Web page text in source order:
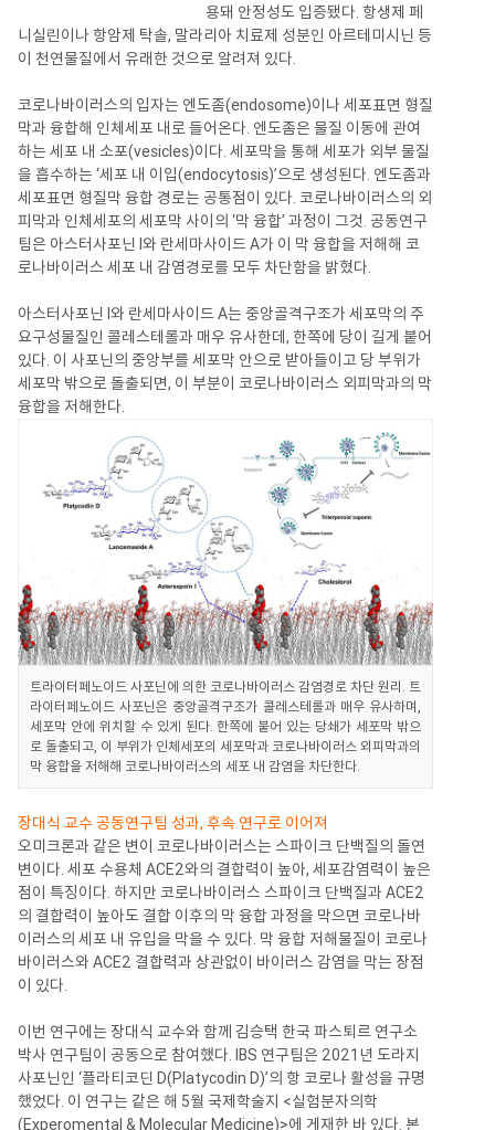
용돼 안정성도 입증됐다. 항생제 페
니실린이나 항암제 탁솔, 말라리아 치료제 성분인 아르테미시닌 등
이 천연물질에서 유래한 것으로 알려져 있다.
코로나바이러스의 입자는 엔도좀(endosome)이나 세포표면 형질
막과 융합해 인체세포 내로 들어온다. 엔도좀은 물질 이동에 관여
하는 세포 내 소포(vesicles)이다. 세포막을 통해 세포가 외부 물질
을 흡수하는 ‘세포 내 이입(endocytosis)’으로 생성된다. 엔도좀과
세포표면 형질막 융합 경로는 공통점이 있다. 코로나바이러스의 외
피막과 인체세포의 세포막 사이의 ‘막 융합’ 과정이 그것. 공동연구
팀은 아스터사포닌 I와 란세마사이드 A가 이 막 융합을 저해해 코
로나바이러스 세포 내 감염경로를 모두 차단함을 밝혔다.
아스터사포닌 I와 란세마사이드 A는 중앙골격구조가 세포막의 주
요구성물질인 콜레스테롤과 매우 유사한데, 한쪽에 당이 길게 붙어
있다. 이 사포닌의 중앙부를 세포막 안으로 받아들이고 당 부위가
세포막 밖으로 돌출되면, 이 부분이 코로나바이러스 외피막과의 막
융합을 저해한다.
트라이터페노이드 사포닌에 의한 코로나바이러스 감염경로 차단 원리. 트
라이터페노이드 사포닌은 중앙골격구조가 콜레스테롤과 매우 유사하며,
세포막 안에 위치할 수 있게 된다. 한쪽에 붙어 있는 당쇄가 세포막 밖으
로 돌출되고, 이 부위가 인체세포의 세포막과 코로나바이러스 외피막과의
막 융합을 저해해 코로나바이러스의 세포 내 감염을 차단한다.
장대식 교수 공동연구팀 성과, 후속 연구로 이어져
오미크론과 같은 변이 코로나바이러스는 스파이크 단백질의 돌연
변이다. 세포 수용체 ACE2와의 결합력이 높아, 세포감염력이 높은
점이 특징이다. 하지만 코로나바이러스 스파이크 단백질과 ACE2
의 결합력이 높아도 결합 이후의 막 융합 과정을 막으면 코로나바
이러스의 세포 내 유입을 막을 수 있다. 막 융합 저해물질이 코로나
바이러스와 ACE2 결합력과 상관없이 바이러스 감염을 막는 장점
이 있다.
이번 연구에는 장대식 교수와 함께 김승택 한국 파스퇴르 연구소
박사 연구팀이 공동으로 참여했다. IBS 연구팀은 2021년 도라지
사포닌인 ‘플라티코딘 D(Platycodin D)’의 항 코로나 활성을 규명
했었다. 이 연구는 같은 해 5월 국제학술지 <실험분자의학
(Experomental & Molecular Medicine)>에 게재한 바 있다. 본